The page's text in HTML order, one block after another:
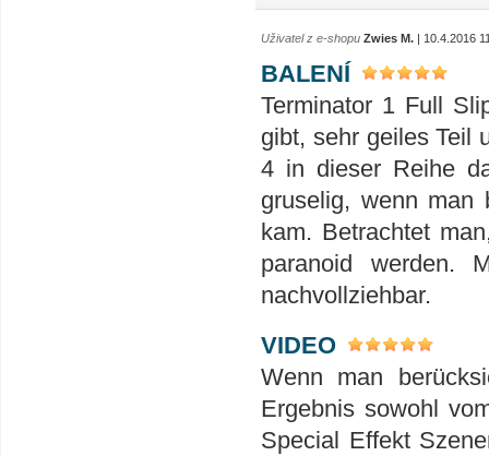
Uživatel z e-shopu Zwies M. | 10.4.2016
BALENÍ
Terminator 1 Full
gibt, sehr geiles Teil
4 in dieser Reihe
gruselig, wenn man
kam. Betrachtet
paranoid werden.
nachvollziehbar.
VIDEO
Wenn man
Ergebnis sowohl
Special Effekt